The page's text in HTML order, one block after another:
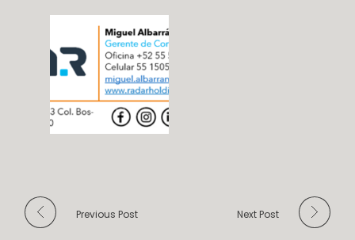
Previous Post Next Post